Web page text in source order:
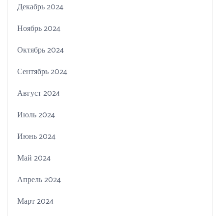
Декабрь 2024
Ноябрь 2024
Октябрь 2024
Сентябрь 2024
Август 2024
Июль 2024
Июнь 2024
Май 2024
Апрель 2024
Март 2024